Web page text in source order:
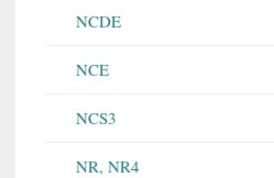
NCDE
NCE
NCS3
NR, NR4